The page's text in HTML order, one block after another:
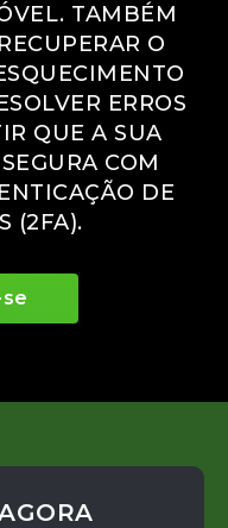
TAMBÉM
O
ERROS
QUE A SUA
COM
DE
(2FA).